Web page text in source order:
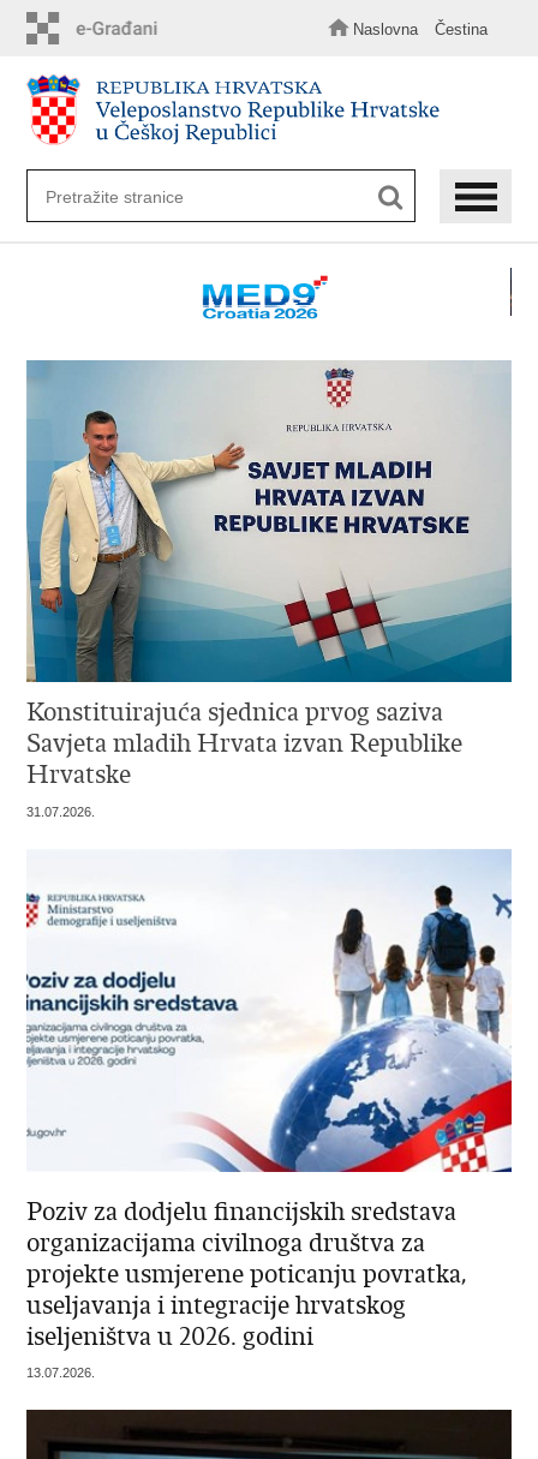
sadržaj
Naslovna Čestina
Konstituirajuća sjednica prvog saziva
Savjeta mladih Hrvata izvan Republike
Hrvatske
31.07.2026.
Poziv za dodjelu financijskih sredstava
organizacijama civilnoga društva za
projekte usmjerene poticanju povratka,
useljavanja i integracije hrvatskog
iseljeništva u 2026. godini
13.07.2026.